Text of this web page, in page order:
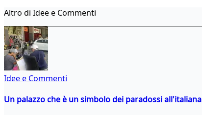
Altro di Idee e Commenti
Idee e Commenti
Un palazzo che è un simbolo dei paradossi all'italiana